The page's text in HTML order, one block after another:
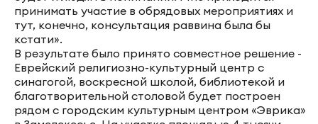
принимать участие в обрядовых мероприятиях и
тут, конечно, консультация раввина была бы
кстати».
В результате было принято совместное решение -
Еврейский религиозно-культурный центр с
синагогой, воскресной школой, библиотекой и
благотворительной столовой будет построен
рядом с городским культурным центром «Эврика»